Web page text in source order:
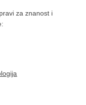
za znanost i